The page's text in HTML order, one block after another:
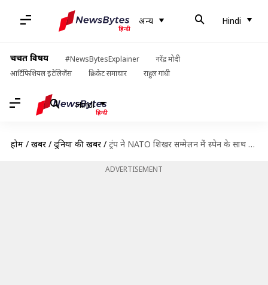
अन्य Hindi
चर्चित विषय #NewsBytesExplainer
नरेंद्र मोदी
आर्टिफिशियल इंटेलिजेंस
क्रिकेट समाचार राहुल गांधी
Hindi
होम / खबरें / दुनिया की खबरें / ट्रंप ने NATO शिखर सम्मेलन में स्पेन के साथ व्यापारिक रिश्ते तोड़े, उसे भयानक साझेदार बताया
ADVERTISEMENT